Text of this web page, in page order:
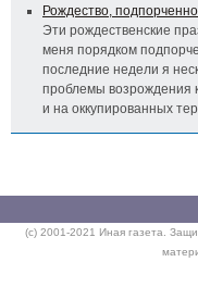
Рождество,
Эти рождественские
меня порядком
последние недели я
проблемы возрождения
и на оккупированных
(c) 2001-2021 Иная газета.